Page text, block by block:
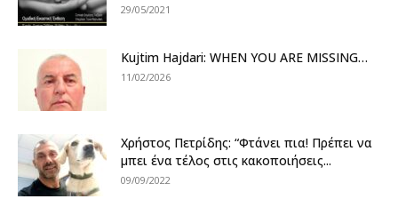
29/05/2021
Kujtim Hajdari: WHEN YOU ARE MISSING…
11/02/2026
Χρήστος Πετρίδης: “Φτάνει πια! Πρέπει να
μπει ένα τέλος στις κακοποιήσεις...
09/09/2022